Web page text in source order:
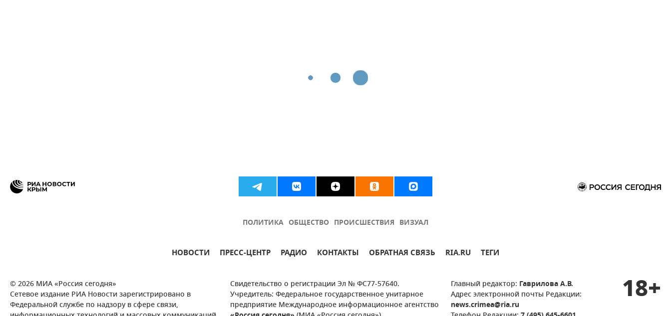
ПОЛИТИКА ОБЩЕСТВО ПРОИСШЕСТВИЯ ВИЗУАЛ
НОВОСТИ ПРЕСС-ЦЕНТР РАДИО КОНТАКТЫ ОБРАТНАЯ СВЯЗЬ RIA.RU ТЕГИ
© 2026 МИА «Россия сегодня»
Сетевое издание РИА Новости зарегистрировано в
Федеральной службе по надзору в сфере связи,
Свидетельство о регистрации Эл № ФС77-57640.
Учредитель: Федеральное государственное унитарное
предприятие Международное информационное агентство
Главный редактор: Гаврилова А.В.
Адрес электронной почты Редакции:
news.crimea@ria.ru
18+